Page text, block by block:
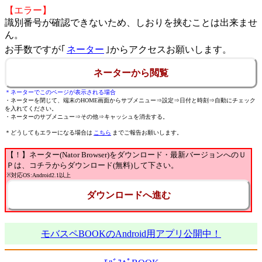
【エラー】
識別番号が確認できないため、しおりを挟むことは出来ませ
ん。
お手数ですが｢ ネーター ｣からアクセスお願いします。
ネーターから閲覧
＊ネーターでこのページが表示される場合
・ネーターを閉じて、端末のHOME画面からサブメニュー⇒設定⇒日付と時刻⇒自動にチェック
を入れてください。
・ネーターのサブメニュー⇒その他⇒キャッシュを消去する。
＊どうしてもエラーになる場合は こちら までご報告お願いします。
【！】ネーター(Nator Browser)をダウンロード・最新バージョンへのＵ
Ｐは、コチラからダウンロード(無料)して下さい。
※対応OS:Android2.1以上
ダウンロードへ進む
モバスペBOOKのAndroid用アプリ公開中！